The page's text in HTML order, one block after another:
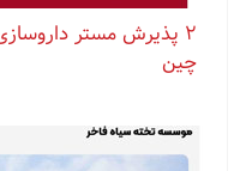
چین